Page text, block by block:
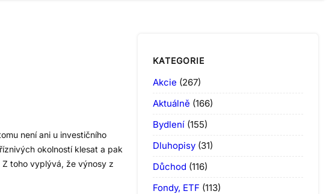
není ani u investičního
okolností klesat a pak
toho vyplývá, že výnosy z
KATEGORIE
Akcie (267)
Aktuálně (166)
Bydlení (155)
Dluhopisy (31)
Důchod (116)
Fondy, ETF (113)